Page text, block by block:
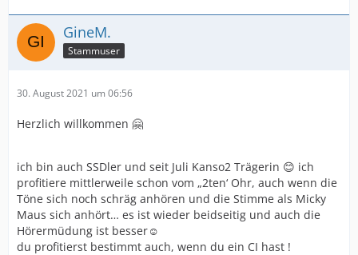
GineM.
Stammuser
30. August 2021 um 06:56
Herzlich willkommen 🤗
ich bin auch SSDler und seit Juli Kanso2 Trägerin 😊 ich
profitiere mittlerweile schon vom „2ten‘ Ohr, auch wenn die
Töne sich noch schräg anhören und die Stimme als Micky
Maus sich anhört… es ist wieder beidseitig und auch die
Hörermüdung ist besser☺️
du profitierst bestimmt auch, wenn du ein CI hast !